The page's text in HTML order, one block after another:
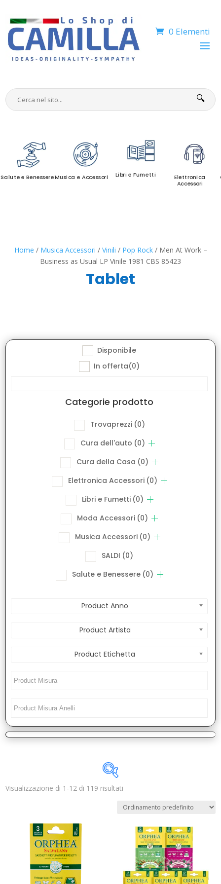
0 Elementi
🔍
Salute e BenessereMusica e Accessori Libri e Fumetti
Elettronica
Accessori
Home / Musica Accessori / Vinili / Pop Rock/ Men At Work –
Business as Usual LP Vinile 1981 CBS 85423
Tablet
Disponibile
In offerta(0)
Categorie prodotto
Trovaprezzi (0)
Cura dell'auto (0)
Cura della Casa (0)
Elettronica Accessori (0)
Libri e Fumetti (0)
Moda Accessori (0)
Musica Accessori (0)
SALDI (0)
Salute e Benessere (0)
Product Anno
Product Artista
Product Etichetta
Categorie prodotto
Trovaprezzi(0)
Visualizzazione di 1-12 di 119 risultati